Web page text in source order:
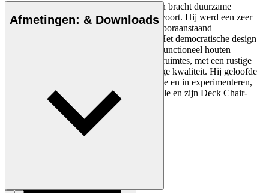
Het creatieve proces van Børge Mogensen bracht duurzame
meubelstukken met de focus op de mens voort. Hij werd een zeer
invloedrijke naoorlogse designer en een vooraanstaand
vertegenwoordiger van Danish Modern. Het democratische design
van Mogensen bestond uit eenvoudig en functioneel houten
meubilair voor zowel privé- als openbare ruimtes, met een rustige
esthetiek en een sterke constructie van hoge kwaliteit. Hij geloofde
in visuele helderheid en minimale decoratie en in experimenteren,
zoals te zien in zijn klassieke Hunting Table en zijn Deck Chair-
Maak kennis met Børge Mogensen
Afmetingen: & Downloads